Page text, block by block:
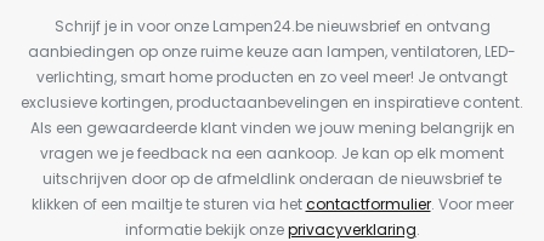
Schrijf je in voor onze Lampen24.be nieuwsbrief en ontvang
aanbiedingen op onze ruime keuze aan lampen, ventilatoren, LED-
verlichting, smart home producten en zo veel meer! Je ontvangt
exclusieve kortingen, productaanbevelingen en inspiratieve content.
Als een gewaardeerde klant vinden we jouw mening belangrijk en
vragen we je feedback na een aankoop. Je kan op elk moment
uitschrijven door op de afmeldlink onderaan de nieuwsbrief te
klikken of een mailtje te sturen via hetcontactformulier. Voor meer
informatie bekijk onzeprivacyverklaring.